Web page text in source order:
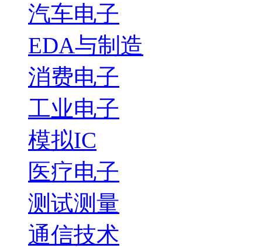
汽车电子
EDA与制造
消费电子
工业电子
模拟IC
医疗电子
测试测量
通信技术